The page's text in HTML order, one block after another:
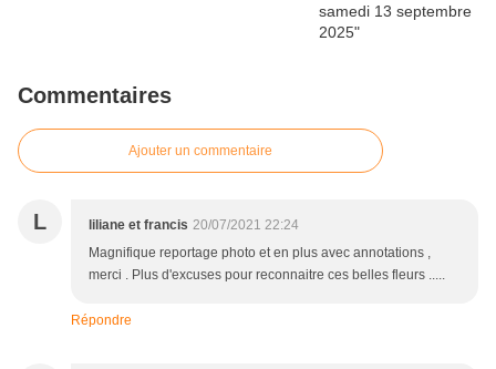
Commentaires
Ajouter un commentaire
L liliane et francis 20/07/2021 22:24
Magnifique reportage photo et en plus avec annotations ,
merci . Plus d'excuses pour reconnaitre ces belles fleurs .....
Répondre